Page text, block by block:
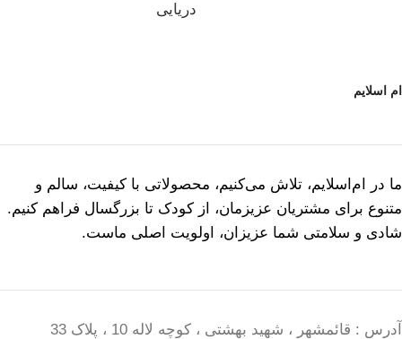
دریایی
ام اسلایم
ما در ام‌اسلایم، تلاش می‌کنیم، محصولاتی با کیفیت، سالم و
متنوع برای مشتریان عزیزمان، از کودک تا بزرگسال فراهم کنیم.
شادی و سلامتی شما عزیزان، اولویت اصلی ماست.
آدرس : قائمشهر ، شهید بهشتی ، کوچه لاله 10 ، پلاک 33